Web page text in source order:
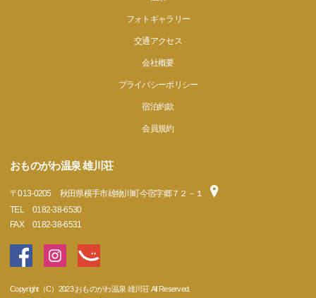
フォトギャラリー
交通アクセス
会社概要
プライバシーポリシー
宿泊約款
会員規約
おものがわ温泉 雄川荘
〒013-0205
秋田県横手市雄物川町今宿字郷７２－１
TEL
0182-38-6530
FAX
0182-38-6531
Copyright（C）2023 おものがわ温泉 雄川荘 All Reserved.